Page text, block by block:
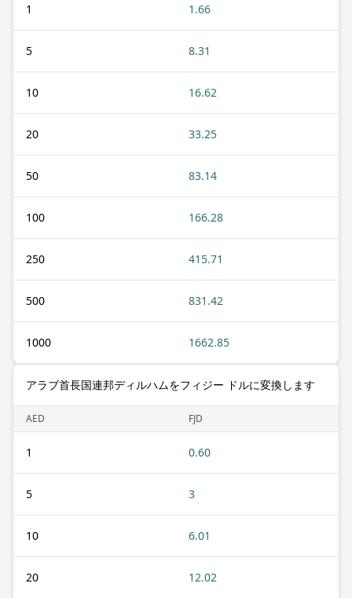
1 1.66
5 8.31
10 16.62
20 33.25
50 83.14
100 166.28
250 415.71
500 831.42
1000 1662.85
アラブ首長国連邦ディルハムをフィジー ドルに変換します
AED FJD
1 0.60
5 3
10 6.01
20 12.02